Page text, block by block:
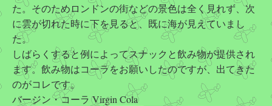
た。そのためロンドンの街などの景色は全く見れず、次
に雲が切れた時に下を見ると、既に海が見えていまし
た。
しばらくすると例によってスナックと飲み物が提供され
ます。飲み物はコーラをお願いしたのですが、出てきた
のがコレです。
バージン・コーラ Virgin Cola